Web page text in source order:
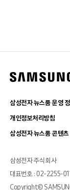
삼성전자 뉴스룸 운영
개인정보처리방침
삼성전자 뉴스룸 콘텐
삼성전자 주식회사
대표번호 : 02-2255-
Copyright©